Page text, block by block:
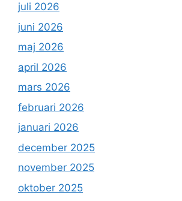
juli 2026
juni 2026
maj 2026
april 2026
mars 2026
februari 2026
januari 2026
december 2025
november 2025
oktober 2025